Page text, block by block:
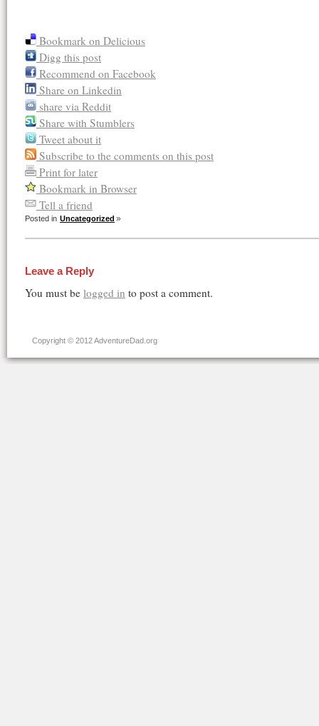
Bookmark on Delicious
Digg this post
Recommend on Facebook
Share on Linkedin
share via Reddit
Share with Stumblers
Tweet about it
Subscribe to the comments on this post
Print for later
Bookmark in Browser
Tell a friend
Posted in Uncategorized
Leave a Reply
You must be logged in to post a comment.
Copyright © 2012 AdventureDad.org